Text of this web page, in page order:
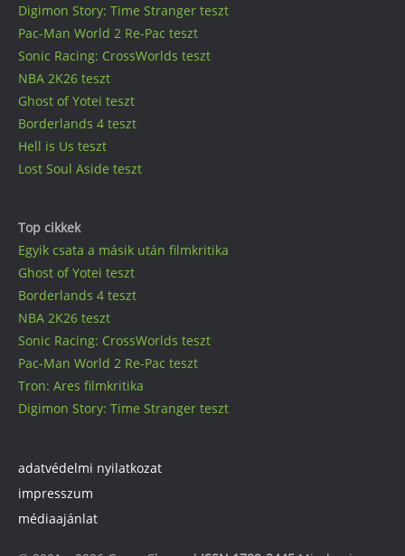
Digimon Story: Time Stranger teszt
Pac-Man World 2 Re-Pac teszt
Sonic Racing: CrossWorlds teszt
NBA 2K26 teszt
Ghost of Yotei teszt
Borderlands 4 teszt
Hell is Us teszt
Lost Soul Aside teszt
Top cikkek
Egyik csata a másik után filmkritika
Ghost of Yotei teszt
Borderlands 4 teszt
NBA 2K26 teszt
Sonic Racing: CrossWorlds teszt
Pac-Man World 2 Re-Pac teszt
Tron: Ares filmkritika
Digimon Story: Time Stranger teszt
adatvédelmi nyilatkozat
impresszum
médiaajánlat